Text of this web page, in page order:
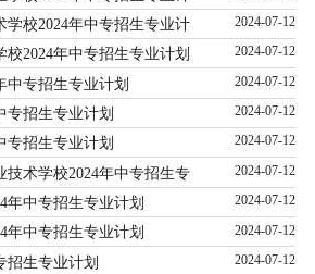
学校2024年中专招生专业计 2024-07-12
2024年中专招生专业计划 2024-07-12
中专招生专业计划 2024-07-12
专招生专业计划 2024-07-12
专招生专业计划 2024-07-12
技术学校2024年中专招生专 2024-07-12
年中专招生专业计划 2024-07-12
年中专招生专业计划 2024-07-12
招生专业计划 2024-07-12